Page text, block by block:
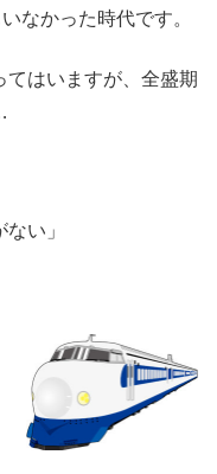
なかった時代です。
てはいますが、全盛期
い」